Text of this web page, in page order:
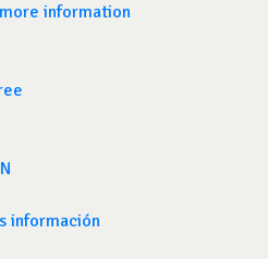
information
información